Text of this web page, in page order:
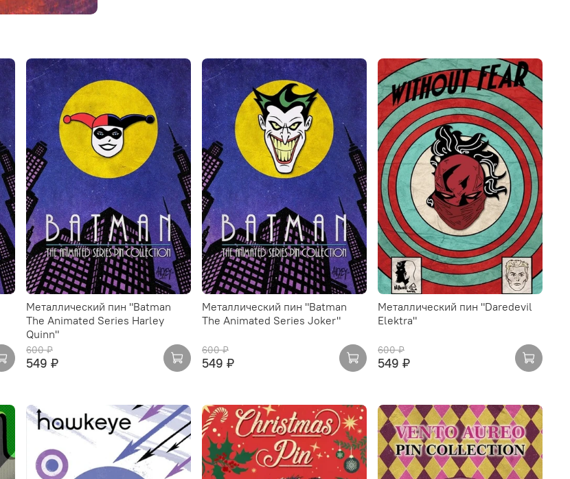
Металлический пин "Batman
The Animated Series Harley
Quinn"
600 ₽
549 ₽
Металлический пин "Batman
The Animated Series Joker"
600 ₽
549 ₽
Металлический пин "Daredevil
Elektra"
600 ₽
549 ₽